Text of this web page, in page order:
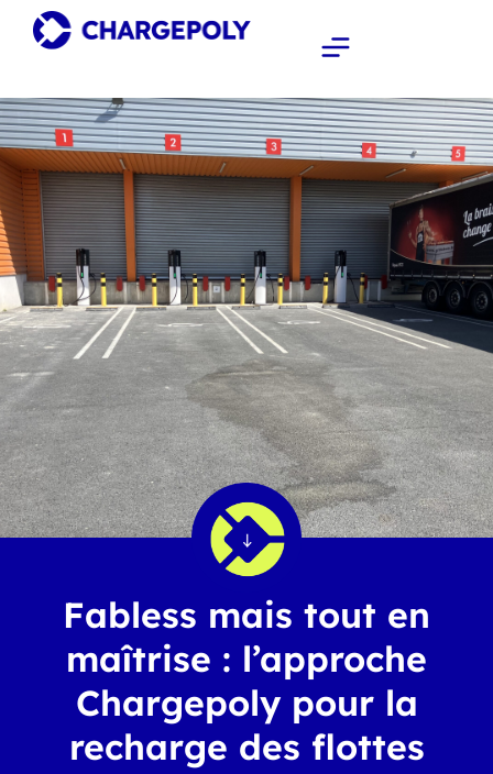
Fabless mais tout en
maîtrise : l’approche
Chargepoly pour la
recharge des flottes